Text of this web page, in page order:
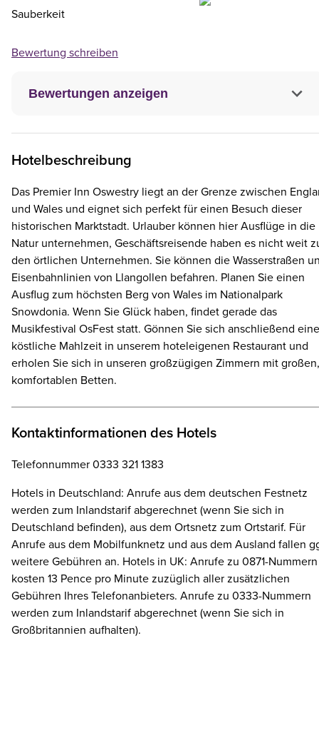
Bewertungen anzeigen
Sauberkeit
Bewertung schreiben
Hotelbeschreibung
Das Premier Inn Oswestry liegt an der Grenze zwischen
und Wales und eignet sich perfekt für einen Besuch dieser
historischen Marktstadt. Urlauber können hier Ausflüge in die
Natur unternehmen, Geschäftsreisende haben es nicht weit
den örtlichen Unternehmen. Sie können die Wasserstraßen
Eisenbahnlinien von Llangollen befahren. Planen Sie einen
Ausflug zum höchsten Berg von Wales im Nationalpark
Snowdonia. Wenn Sie Glück haben, findet gerade das
Musikfestival OsFest statt. Gönnen Sie sich anschließend eine
köstliche Mahlzeit in unserem hoteleigenen Restaurant und
erholen Sie sich in unseren großzügigen Zimmern mit großen,
komfortablen Betten.
Kontaktinformationen des Hotels
Telefonnummer 0333 321 1383
Hotels in Deutschland: Anrufe aus dem deutschen Festnetz
werden zum Inlandstarif abgerechnet (wenn Sie sich in
Deutschland befinden), aus dem Ortsnetz zum Ortstarif. Für
Anrufe aus dem Mobilfunknetz und aus dem Ausland fallen
weitere Gebühren an. Hotels in UK: Anrufe zu 0871-Nummern
kosten 13 Pence pro Minute zuzüglich aller zusätzlichen
Gebühren Ihres Telefonanbieters. Anrufe zu 0333-Nummern
werden zum Inlandstarif abgerechnet (wenn Sie sich in
Großbritannien aufhalten).